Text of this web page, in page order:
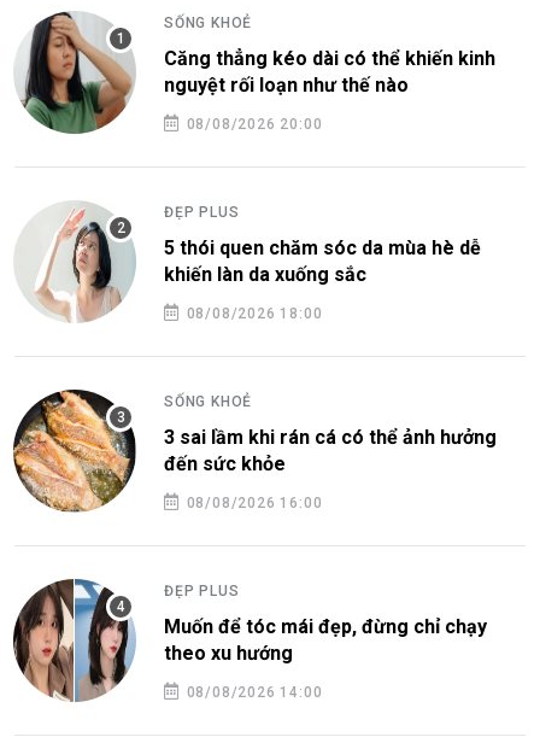
SỐNG KHOẺ
Căng thẳng kéo dài có thể khiến kinh
nguyệt rối loạn như thế nào
08/08/2026 20:00
ĐẸP PLUS
5 thói quen chăm sóc da mùa hè dễ
khiến làn da xuống sắc
08/08/2026 18:00
SỐNG KHOẺ
3 sai lầm khi rán cá có thể ảnh hưởng
đến sức khỏe
08/08/2026 16:00
ĐẸP PLUS
Muốn để tóc mái đẹp, đừng chỉ chạy
theo xu hướng
08/08/2026 14:00